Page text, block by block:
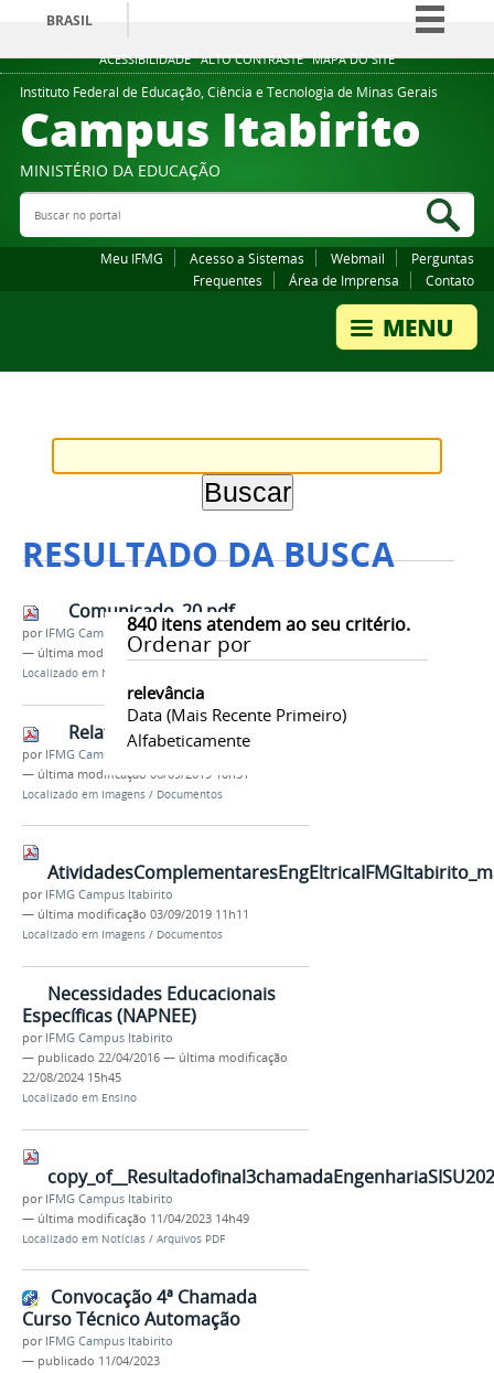
ACESSIBILIDADE ALTO CONTRASTE MAPA DO SITE
BRASIL
Simplifique!
Comunica BR
Participe
Legislação
Instituto Federal de Educação, Ciência e Tecnologia de Minas Gerais
Campus Itabirito
MINISTÉRIO DA EDUCAÇÃO
Buscar no portal
Meu IFMG Acesso a Sistemas Webmail
Perguntas
Frequentes
Área de Imprensa Contato
RESULTADO DA BUSCA
840itens atendem ao seu critério.
Ordenar por
relevância
Data (mais Recente Primeiro)
Alfabeticamente
Comunicado_20.pdf
por IFMG Campus Itabirito
— última modificação12/06/2023 17h50
Localizado em Notícias
RelatrioFinalCPA2018.pdf
por IFMG Campus Itabirito
— última modificação 06/09/2019 10h51
Localizado em Imagens / Documentos
por IFMG Campus Itabirito
— última modificação 03/09/2019 11h11
Localizado em Imagens / Documentos
Necessidades Educacionais
Específicas (NAPNEE)
por IFMG Campus Itabirito
— publicado 22/04/2016 — última modificação
22/08/2024 15h45
Localizado em Ensino
por IFMG Campus Itabirito
— última modificação 11/04/2023 14h49
Localizado em Notícias / Arquivos PDF
Convocação 4ª Chamada
Curso Técnico Automação
por IFMG Campus Itabirito
— publicado 11/04/2023